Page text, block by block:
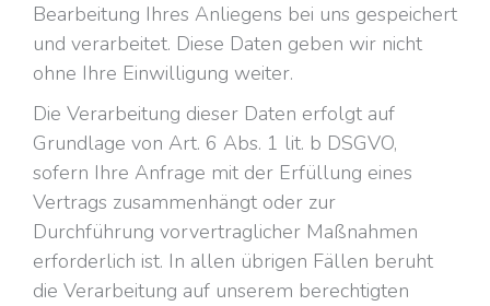
Bearbeitung Ihres Anliegens bei uns gespeichert
und verarbeitet. Diese Daten geben wir nicht
ohne Ihre Einwilligung weiter.
Die Verarbeitung dieser Daten erfolgt auf
Grundlage von Art. 6 Abs. 1 lit. b DSGVO,
sofern Ihre Anfrage mit der Erfüllung eines
Vertrags zusammenhängt oder zur
Durchführung vorvertraglicher Maßnahmen
erforderlich ist. In allen übrigen Fällen beruht
die Verarbeitung auf unserem berechtigten